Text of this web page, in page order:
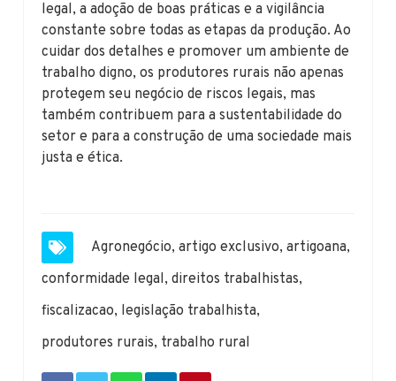
legal, a adoção de boas práticas e a vigilância
constante sobre todas as etapas da produção. Ao
cuidar dos detalhes e promover um ambiente de
trabalho digno, os produtores rurais não apenas
protegem seu negócio de riscos legais, mas
também contribuem para a sustentabilidade do
setor e para a construção de uma sociedade mais
justa e ética.
Agronegócio,artigo exclusivo,artigoana,
conformidade legal,direitos trabalhistas,
fiscalizacao, legislação trabalhista,
produtores rurais, trabalho rural